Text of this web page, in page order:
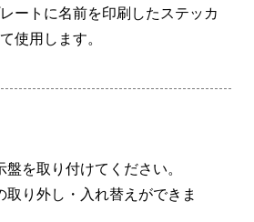
ートに名前を印刷したステッカ
使用します。
盤を取り付けてください。
取り外し・入れ替えができま